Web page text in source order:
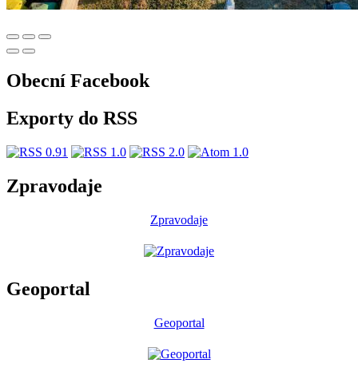
Obecní Facebook
Exporty do RSS
Zpravodaje
Zpravodaje
Geoportal
Geoportal